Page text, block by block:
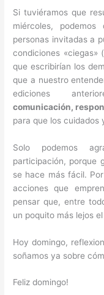
Si tuviéramos que
miércoles,
personas invitadas a
condiciones «ciegas»
que escribirían los
que a nuestro
ediciones
comunicación,
para que los cuidados
Solo podemos
participación, porque
se hace más fácil.
acciones que
pensar que, entre
un poquito más lejos
Hoy domingo,
soñamos ya sobre
Feliz domingo!